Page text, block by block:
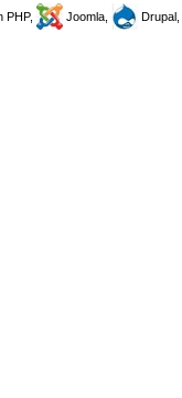
PHP, Joomla, Drupal,